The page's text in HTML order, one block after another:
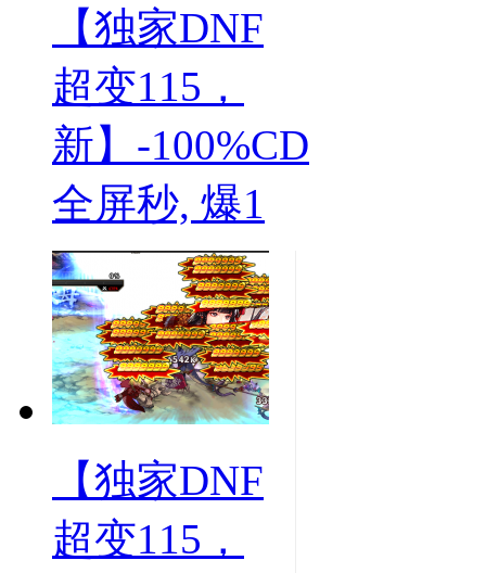
【独家DNF
超变115，
新】-100%CD
全屏秒, 爆1
【独家DNF
超变115，